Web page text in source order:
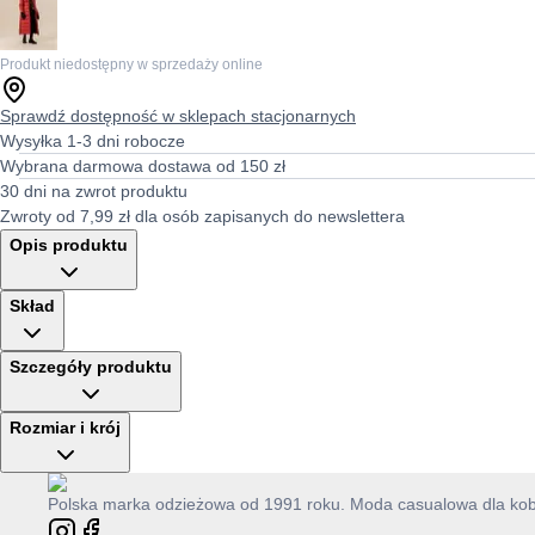
Produkt niedostępny w sprzedaży online
Sprawdź dostępność w sklepach stacjonarnych
Wysyłka 1-3 dni robocze
Wybrana darmowa dostawa od 150 zł
30 dni na zwrot produktu
Zwroty od 7,99 zł dla osób zapisanych do newslettera
Opis produktu
Skład
Szczegóły produktu
Rozmiar i krój
Polska marka odzieżowa od 1991 roku. Moda casualowa dla